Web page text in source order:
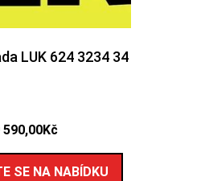
LUK 624 3234 34
590,00Kč
SE NA NABÍDKU